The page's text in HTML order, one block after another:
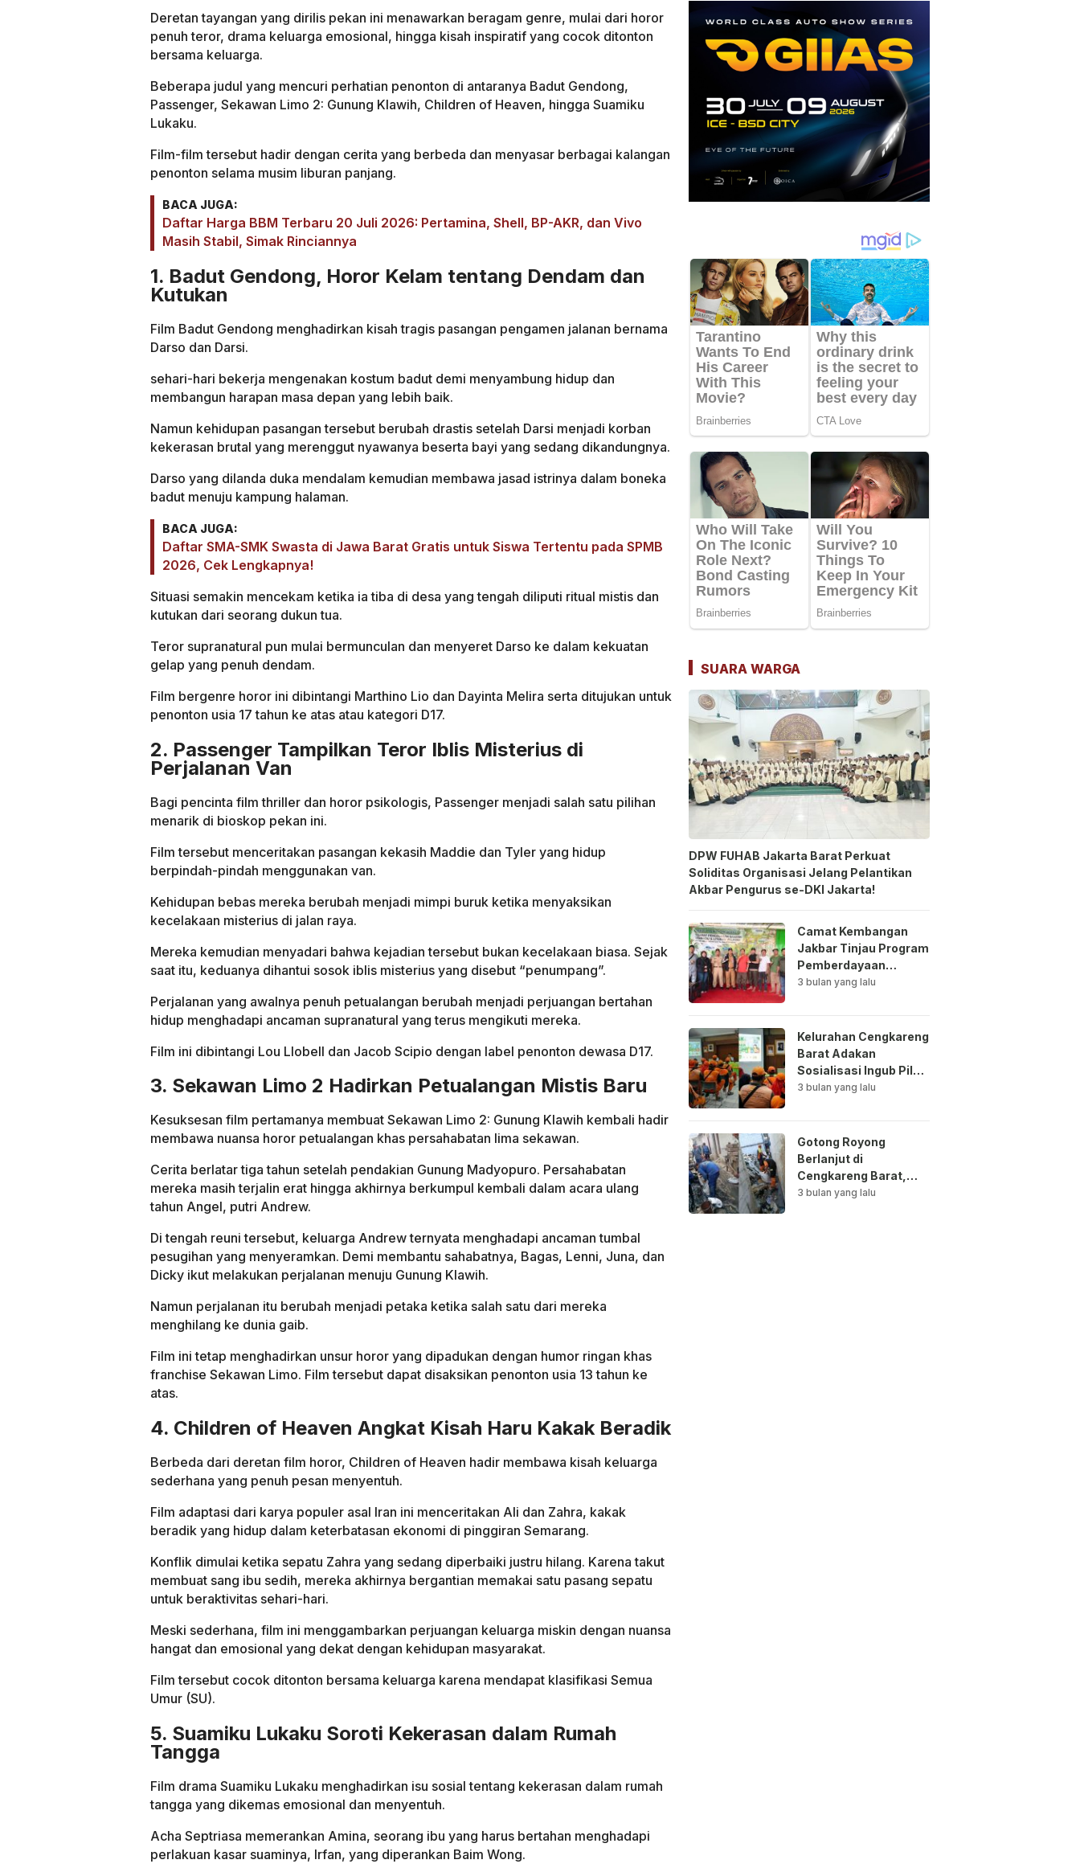
Deretan tayangan yang dirilis pekan ini menawarkan beragam genre, mulai dari horor
penuh teror, drama keluarga emosional, hingga kisah inspiratif yang cocok ditonton
bersama keluarga.
Beberapa judul yang mencuri perhatian penonton di antaranya Badut Gendong,
Passenger, Sekawan Limo 2: Gunung Klawih, Children of Heaven, hingga Suamiku
Lukaku.
Film-film tersebut hadir dengan cerita yang berbeda dan menyasar berbagai kalangan
penonton selama musim liburan panjang.
BACA JUGA:
Daftar Harga BBM Terbaru 20 Juli 2026: Pertamina, Shell, BP-AKR, dan Vivo
Masih Stabil, Simak Rinciannya
1. Badut Gendong, Horor Kelam tentang Dendam dan
Kutukan
Film Badut Gendong menghadirkan kisah tragis pasangan pengamen jalanan bernama
Darso dan Darsi.
sehari-hari bekerja mengenakan kostum badut demi menyambung hidup dan
membangun harapan masa depan yang lebih baik.
Namun kehidupan pasangan tersebut berubah drastis setelah Darsi menjadi korban
kekerasan brutal yang merenggut nyawanya beserta bayi yang sedang dikandungnya.
Darso yang dilanda duka mendalam kemudian membawa jasad istrinya dalam boneka
badut menuju kampung halaman.
BACA JUGA:
Daftar SMA-SMK Swasta di Jawa Barat Gratis untuk Siswa Tertentu pada SPMB
2026, Cek Lengkapnya!
Situasi semakin mencekam ketika ia tiba di desa yang tengah diliputi ritual mistis dan
kutukan dari seorang dukun tua.
Teror supranatural pun mulai bermunculan dan menyeret Darso ke dalam kekuatan
gelap yang penuh dendam.
Film bergenre horor ini dibintangi Marthino Lio dan Dayinta Melira serta ditujukan untuk
penonton usia 17 tahun ke atas atau kategori D17.
2. Passenger Tampilkan Teror Iblis Misterius di
Perjalanan Van
Bagi pencinta film thriller dan horor psikologis, Passenger menjadi salah satu pilihan
menarik di bioskop pekan ini.
Film tersebut menceritakan pasangan kekasih Maddie dan Tyler yang hidup
berpindah-pindah menggunakan van.
Kehidupan bebas mereka berubah menjadi mimpi buruk ketika menyaksikan
kecelakaan misterius di jalan raya.
Mereka kemudian menyadari bahwa kejadian tersebut bukan kecelakaan biasa. Sejak
saat itu, keduanya dihantui sosok iblis misterius yang disebut “penumpang”.
Perjalanan yang awalnya penuh petualangan berubah menjadi perjuangan bertahan
hidup menghadapi ancaman supranatural yang terus mengikuti mereka.
Film ini dibintangi Lou Llobell dan Jacob Scipio dengan label penonton dewasa D17.
3. Sekawan Limo 2 Hadirkan Petualangan Mistis Baru
Kesuksesan film pertamanya membuat Sekawan Limo 2: Gunung Klawih kembali hadir
membawa nuansa horor petualangan khas persahabatan lima sekawan.
Cerita berlatar tiga tahun setelah pendakian Gunung Madyopuro. Persahabatan
mereka masih terjalin erat hingga akhirnya berkumpul kembali dalam acara ulang
tahun Angel, putri Andrew.
Di tengah reuni tersebut, keluarga Andrew ternyata menghadapi ancaman tumbal
pesugihan yang menyeramkan. Demi membantu sahabatnya, Bagas, Lenni, Juna, dan
Dicky ikut melakukan perjalanan menuju Gunung Klawih.
Namun perjalanan itu berubah menjadi petaka ketika salah satu dari mereka
menghilang ke dunia gaib.
Film ini tetap menghadirkan unsur horor yang dipadukan dengan humor ringan khas
franchise Sekawan Limo. Film tersebut dapat disaksikan penonton usia 13 tahun ke
atas.
4. Children of Heaven Angkat Kisah Haru Kakak Beradik
Berbeda dari deretan film horor, Children of Heaven hadir membawa kisah keluarga
sederhana yang penuh pesan menyentuh.
Film adaptasi dari karya populer asal Iran ini menceritakan Ali dan Zahra, kakak
beradik yang hidup dalam keterbatasan ekonomi di pinggiran Semarang.
Konflik dimulai ketika sepatu Zahra yang sedang diperbaiki justru hilang. Karena takut
membuat sang ibu sedih, mereka akhirnya bergantian memakai satu pasang sepatu
untuk beraktivitas sehari-hari.
Meski sederhana, film ini menggambarkan perjuangan keluarga miskin dengan nuansa
hangat dan emosional yang dekat dengan kehidupan masyarakat.
Film tersebut cocok ditonton bersama keluarga karena mendapat klasifikasi Semua
Umur (SU).
5. Suamiku Lukaku Soroti Kekerasan dalam Rumah
Tangga
Film drama Suamiku Lukaku menghadirkan isu sosial tentang kekerasan dalam rumah
tangga yang dikemas emosional dan menyentuh.
Acha Septriasa memerankan Amina, seorang ibu yang harus bertahan menghadapi
perlakuan kasar suaminya, Irfan, yang diperankan Baim Wong.
SUARA WARGA
DPW FUHAB Jakarta Barat Perkuat
Soliditas Organisasi Jelang Pelantikan
Akbar Pengurus se-DKI Jakarta!
Camat Kembangan
Jakbar Tinjau Program
Pemberdayaan
Lingkungan di Bale
3 bulan yang lalu
Kelurahan Cengkareng
Barat Adakan
Sosialisasi Ingub Pilah
Sampah Kepada PPSU
3 bulan yang lalu
Gotong Royong
Berlanjut di
Cengkareng Barat,
Saluran Air
3 bulan yang lalu